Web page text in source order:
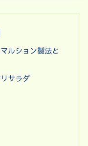
ルション製法と
サラダ